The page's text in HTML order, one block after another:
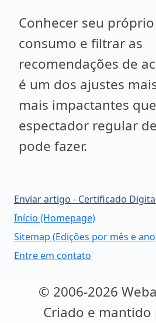
Conhecer seu
consumo e filtrar as
recomendações de
é um dos ajustes
mais impactantes
espectador regular
pode fazer.
Enviar artigo - Certificado
Início (Homepage)
Sitemap (Edições por mês e
Entre em contato
© 2006-2026
Criado e mantido